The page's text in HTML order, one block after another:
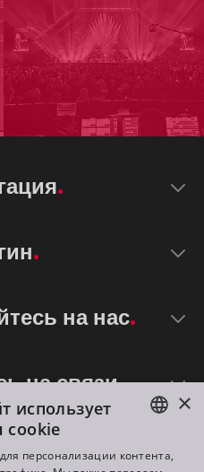
на нас
на связи
ENGLISH
×
использует
cookie
персонализации контента,